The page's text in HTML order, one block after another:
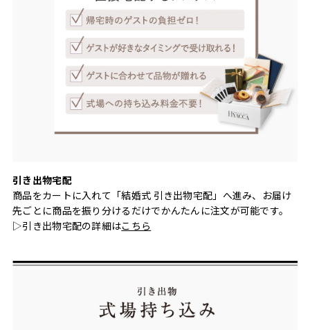
引き出物宅配
商品をカートに入れて「結婚式 引き出物宅配」へ進み、お届け
先ごとに商品を振り分けるだけでかんたんに注文が可能です。
▷引き出物宅配の詳細はこちら